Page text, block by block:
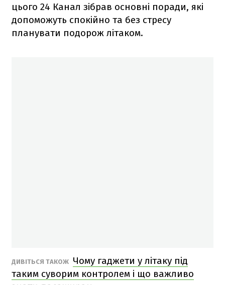
цього 24 Канал зібрав основні поради, які
допоможуть спокійно та без стресу
планувати подорож літаком.
ДИВІТЬСЯ ТАКОЖ Чому гаджети у літаку під
таким суворим контролем і що важливо